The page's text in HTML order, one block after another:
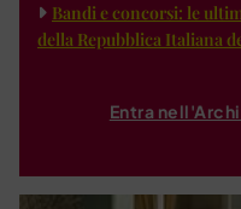
Bandi e concorsi: le
della Repubblica Italiana
Entra